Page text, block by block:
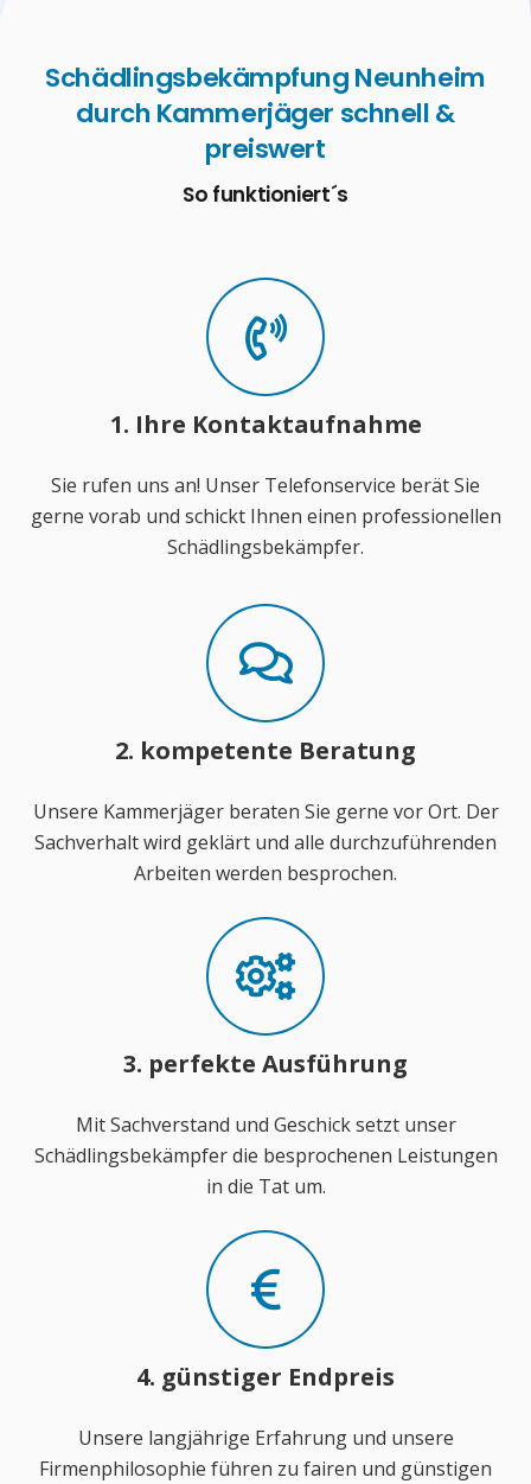
Schädlingsbekämpfung Neunheim
durch Kammerjäger schnell &
preiswert
So funktioniert´s
1. Ihre Kontaktaufnahme
Sie rufen uns an! Unser Telefonservice berät Sie
gerne vorab und schickt Ihnen einen professionellen
Schädlingsbekämpfer.
2. kompetente Beratung
Unsere Kammerjäger beraten Sie gerne vor Ort. Der
Sachverhalt wird geklärt und alle durchzuführenden
Arbeiten werden besprochen.
3. perfekte Ausführung
Mit Sachverstand und Geschick setzt unser
Schädlingsbekämpfer die besprochenen Leistungen
in die Tat um.
4. günstiger Endpreis
Unsere langjährige Erfahrung und unsere
Firmenphilosophie führen zu fairen und günstigen